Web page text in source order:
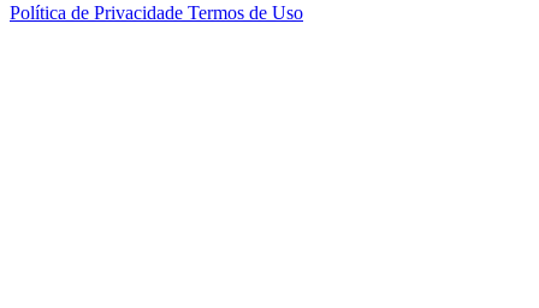
Política de Privacidade Termos de Uso